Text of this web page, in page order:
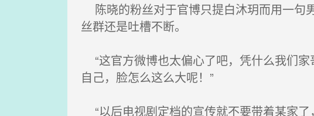
陈晓的粉丝对于官博只提白沐玥而用一句
丝群还是吐槽不断。
“这官方微博也太偏心了吧，凭什么我们
自己，脸怎么这么大呢！”
“以后电视剧定档的宣传就不要带着某家